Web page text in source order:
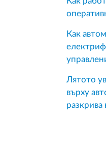
Как
Лятото
върху